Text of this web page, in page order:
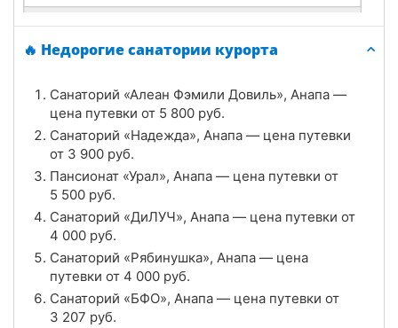
Санаторий «ДиЛУЧ», Анапа
Цена в сутки 4 000 руб.
Рейтинг 4.7
Отзывы 6 отзывов
Санаторий «Рябинушка», Анапа
Цена в сутки от4 000руб.
Рейтинг 4.7
Отзывы 3 отзывов
🔥 Недорогие санатории курорта
Санаторий «Алеан Фэмили Довиль», Анапа —
цена путевки от 5 800 руб.
Санаторий «Надежда», Анапа — цена путевки
от 3 900 руб.
Пансионат «Урал», Анапа — цена путевки от
5 500 руб.
Санаторий «ДиЛУЧ», Анапа — цена путевки от
4 000 руб.
Санаторий «Рябинушка», Анапа — цена
путевки от 4 000 руб.
Санаторий «БФО», Анапа — цена путевки от
3 207 руб.